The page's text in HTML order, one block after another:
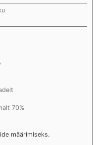
70%
määrimiseks.